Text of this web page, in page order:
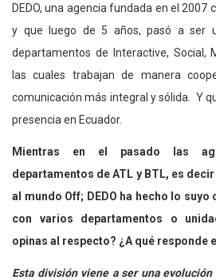
DEDO, una agencia fundada en el 2007
y que luego de 5 años, pasó a ser
departamentos de Interactive, Social,
las cuales trabajan de manera
comunicación más integral y sólida. Y
presencia en Ecuador.
Mientras en el pasado las
departamentos de ATL y BTL, es
al mundo Off; DEDO ha hecho lo suyo
con varios departamentos o
opinas al respecto? ¿A qué responde
Esta división viene a ser una